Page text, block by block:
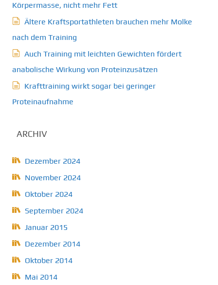
Körpermasse, nicht mehr Fett
Ältere Kraftsportathleten brauchen mehr Molke
nach dem Training
Auch Training mit leichten Gewichten fördert
anabolische Wirkung von Proteinzusätzen
Krafttraining wirkt sogar bei geringer
Proteinaufnahme
ARCHIV
Dezember 2024
November 2024
Oktober 2024
September 2024
Januar 2015
Dezember 2014
Oktober 2014
Mai 2014